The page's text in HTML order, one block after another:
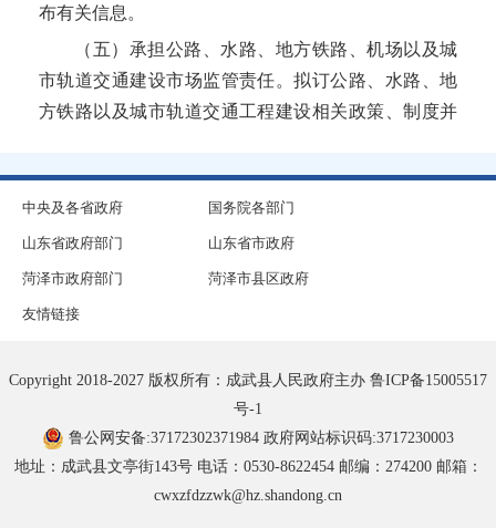
成武县农业农村局
成武县综合行政执法局
成武县苟村集镇人民政府
成武县白浮图镇人民政府
布有关信息。
（五）承担公路、水路、地方铁路、机场以及城
市轨道交通建设市场监管责任。拟订公路、水路、地
方铁路以及城市轨道交通工程建设相关政策、制度并
实施。组织协调公路、水路、地方铁路以及城市轨道
交通有关重点工程建设和工程质量、安全生产监督管
理，组织协调机场有关重点工程建设工作，指导公
（七）负责全县高速公路、国道、省道的布局规
划，指导监督全县高速公路的建设、养护和运营管
理。指导监督农村公路的规划、建设、养护、管理。
（八）承担县管内河通航水域的水上交通安全监
中央及各省政府 国务院各部门
山东省政府部门 山东省市政府
菏泽市政府部门 菏泽市县区政府
友情链接
Copyright 2018-2027 版权所有：成武县人民政府主办 鲁ICP备15005517
号-1
鲁公网安备:37172302371984 政府网站标识码:3717230003
地址：成武县文亭街143号 电话：0530-8622454 邮编：274200 邮箱：
cwxzfdzzwk@hz.shandong.cn